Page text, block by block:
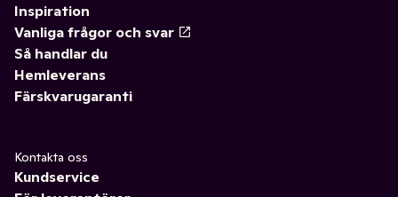
Inspiration
Vanliga frågor och svar
Så handlar du
Hemleverans
Färskvarugaranti
Kontakta oss
Kundservice